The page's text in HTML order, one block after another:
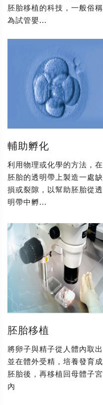
胚胎移植的科技，一般俗稱
為試管嬰...
輔助孵化
利用物理或化學的方法，在
胚胎的透明帶上製造一處缺
損或裂隙，以幫助胚胎從透
明帶中孵...
胚胎移植
將卵子與精子從人體內取出
並在體外受精，培養發育成
胚胎後，再移植回母體子宮
內